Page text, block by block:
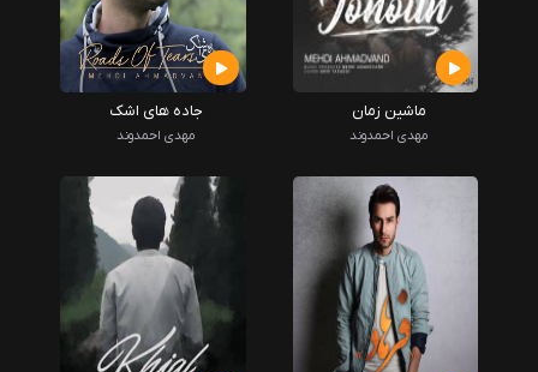
ماشین زمان
مهدی احمدوند
جاده های اشک
مهدی احمدوند